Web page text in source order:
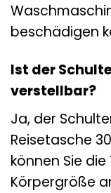
beschädigen
Ist der
verstellbar?
Ja, der
Reisetasche
können Sie
Körpergröße